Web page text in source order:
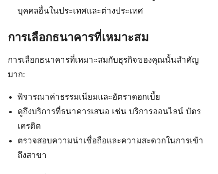
บุคคลอื่นในประเทศและต่างประเทศ
การเลือกธนาคารที่เหมาะสม
การเลือกธนาคารที่เหมาะสมกับธุรกิจของคุณนั้นสำคัญ
มาก:
พิจารณาค่าธรรมเนียมและอัตราดอกเบี้ย
ดูถึงบริการที่ธนาคารเสนอ เช่น บริการออนไลน์ บัตร
เครดิต
ตรวจสอบความน่าเชื่อถือและความสะดวกในการเข้า
ถึงสาขา